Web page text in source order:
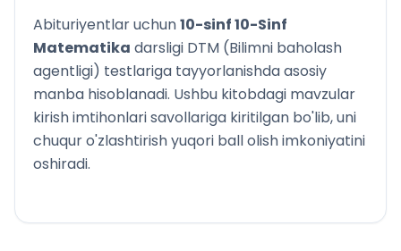
Abituriyentlar uchun10-sinf10-Sinf
Matematika darsligi DTM (Bilimni baholash
agentligi) testlariga tayyorlanishda asosiy
manba hisoblanadi. Ushbu kitobdagi mavzular
kirish imtihonlari savollariga kiritilgan bo'lib, uni
chuqur o'zlashtirish yuqori ball olish imkoniyatini
oshiradi.